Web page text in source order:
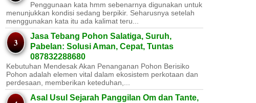
Penggunaan kata hmm sebenarnya digunakan untuk
menunjukkan kondisi sedang berpikir. Seharusnya setelah
menggunakan kata itu ada kalimat teru...
Jasa Tebang Pohon Salatiga, Suruh,
Pabelan: Solusi Aman, Cepat, Tuntas
087832288680
Kebutuhan Mendesak Akan Penanganan Pohon Berisiko ​
Pohon adalah elemen vital dalam ekosistem perkotaan dan
perdesaan, memberikan keteduhan,...
Asal Usul Sejarah Panggilan Om dan Tante,